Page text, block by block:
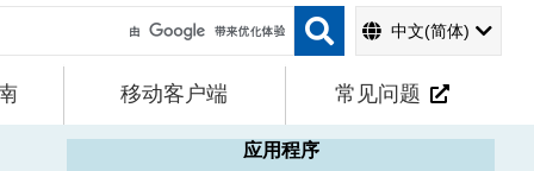
中文(简体)
移动客户端 常见问题
应用程序